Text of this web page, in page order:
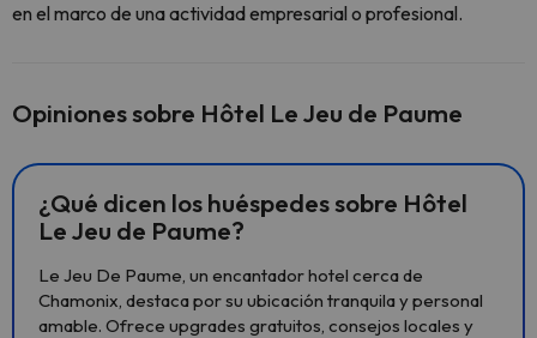
en el marco de una actividad empresarial o profesional.
Opiniones sobre Hôtel Le Jeu de Paume
¿Qué dicen los huéspedes sobre Hôtel
Le Jeu de Paume?
Le Jeu De Paume, un encantador hotel cerca de
Chamonix, destaca por su ubicación tranquila y personal
amable. Ofrece upgrades gratuitos, consejos locales y